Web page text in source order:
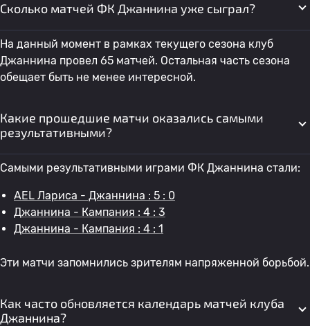
Сколько матчей ФК Джаннина уже сыграл?
На данный момент в рамках текущего сезона клуб
Джаннина провел 65 матчей. Остальная часть сезона
обещает быть не менее интересной.
Какие прошедшие матчи оказались самыми
результативными?
Самыми результативными играми ФК Джаннина стали:
AEL Лариса - Джаннина : 5 : 0
Джаннина - Кампания : 4 : 3
Джаннина - Кампания : 4 : 1
Эти матчи запомнились зрителям напряженной борьбой.
Как часто обновляется календарь матчей клуба
Джаннина?